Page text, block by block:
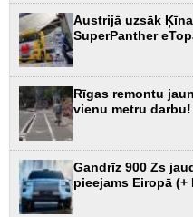
Austrijā uzsāk
SuperPanther
Rīgas remontu
vienu metru darbu!
Gandrīz 900 Zs
pieejams Eiropā (+